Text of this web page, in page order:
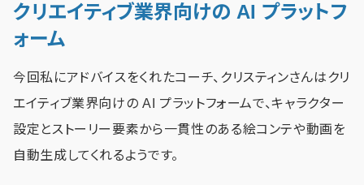
クリエイティブ業界向けの AI プラットフ
ォーム
今回私にアドバイスをくれたコーチ、クリスティンさんはクリ
エイティブ業界向けの AI プラットフォームで、キャラクター
設定とストーリー要素から一貫性のある絵コンテや動画を
自動生成してくれるようです。